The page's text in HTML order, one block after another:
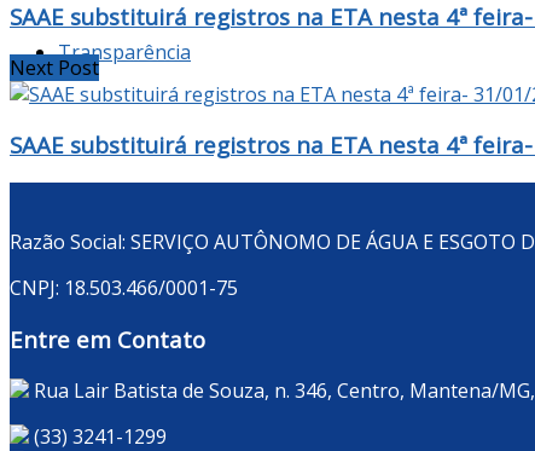
Transparência
SAAE substituirá registros na ETA nesta 4ª
Next Post
SAAE substituirá registros na ETA nesta 4ª
Razão Social: SERVIÇO AUTÔNOMO DE ÁGUA E ESGOTO
CNPJ: 18.503.466/0001-75
Entre em Contato
Rua Lair Batista de Souza, n. 346, Centro, Mantena/MG,
(33) 3241-1299